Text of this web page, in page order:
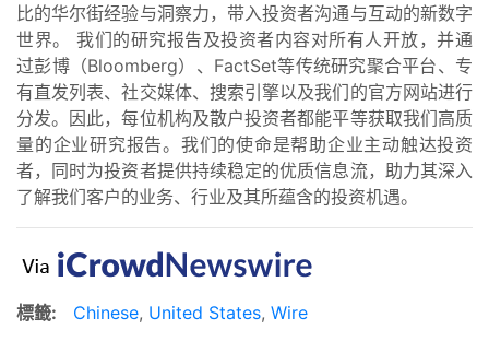
比的华尔街经验与洞察力，带入投资者沟通与互动的新数字
世界。 我们的研究报告及投资者内容对所有人开放，并通
过彭博（Bloomberg）、FactSet等传统研究聚合平台、专
有直发列表、社交媒体、搜索引擎以及我们的官方网站进行
分发。因此，每位机构及散户投资者都能平等获取我们高质
量的企业研究报告。我们的使命是帮助企业主动触达投资
者，同时为投资者提供持续稳定的优质信息流，助力其深入
了解我们客户的业务、行业及其所蕴含的投资机遇。
標籤: Chinese, United States, Wire